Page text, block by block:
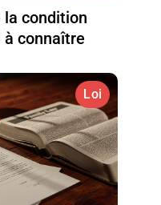
la condition
à connaître
Loi